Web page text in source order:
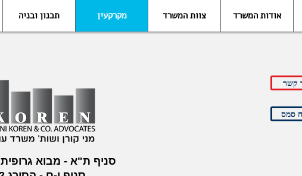
תכנון ובניה מקרקעין צוות המשרד אודות המשרד
סניף ת"א - מבוא גרופית 4 ת"א
קשר
סמס